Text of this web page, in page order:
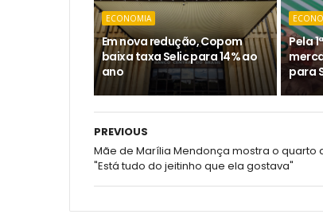
ECONOMIA
Em nova redução, Copom
baixa taxa Selic para 14% ao
ano
Pela
para
PREVIOUS
Mãe de Marília Mendonça mostra o quarto
"Está tudo do jeitinho que ela gostava"